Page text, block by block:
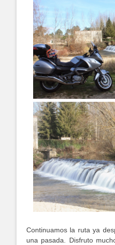
Continuamos la ruta ya
una pasada. Disfruto